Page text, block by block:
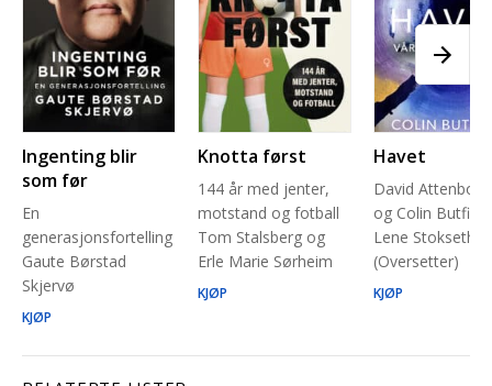
Ingenting blir
som før
En
generasjonsfortelling
Gaute Børstad
Skjervø
KJØP
Knotta først
144 år med jenter,
motstand og fotball
Tom Stalsberg og
Erle Marie Sørheim
KJØP
Havet
David
og Colin
Lene Stokseth
(Oversetter)
KJØP